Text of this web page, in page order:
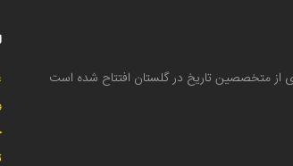
از متخصصین تاریخ در گلستان افتتاح شده است